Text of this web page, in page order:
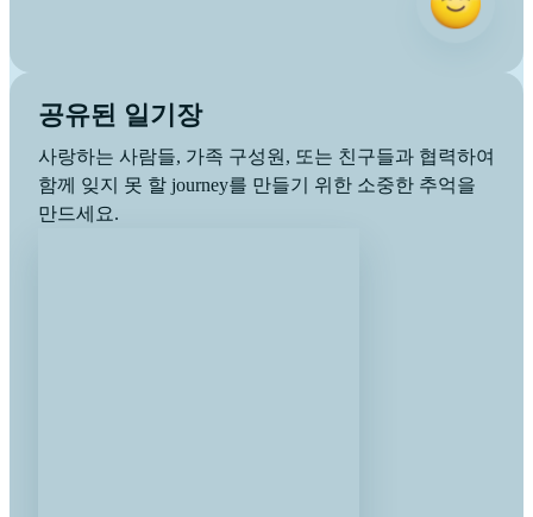
공유된 일기장
사랑하는 사람들, 가족 구성원, 또는 친구들과 협력하여
함께 잊지 못 할 journey를 만들기 위한 소중한 추억을
만드세요.